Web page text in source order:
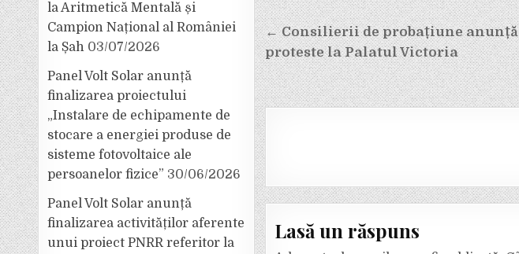
Navigare
în
articole
← Consilierii de probațiune anunță
proteste la Palatul Victoria
Lasă un răspuns
la Aritmetică Mentală și
Campion Național al României
la Șah 03/07/2026
Panel Volt Solar anunță
finalizarea proiectului
„Instalare de echipamente de
stocare a energiei produse de
sisteme fotovoltaice ale
persoanelor fizice” 30/06/2026
Panel Volt Solar anunță
finalizarea activităților aferente
unui proiect PNRR referitor la